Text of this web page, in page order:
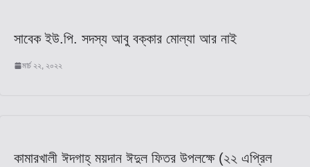
সাবেক ইউ.পি. সদস্য আবু বক্কার মোল্যা আর নাই
মার্চ ২২, ২০২২
কামারখালী ঈদগাহ্ ময়দান ঈদুল ফিতর উপলক্ষে (২২ এপ্রিল